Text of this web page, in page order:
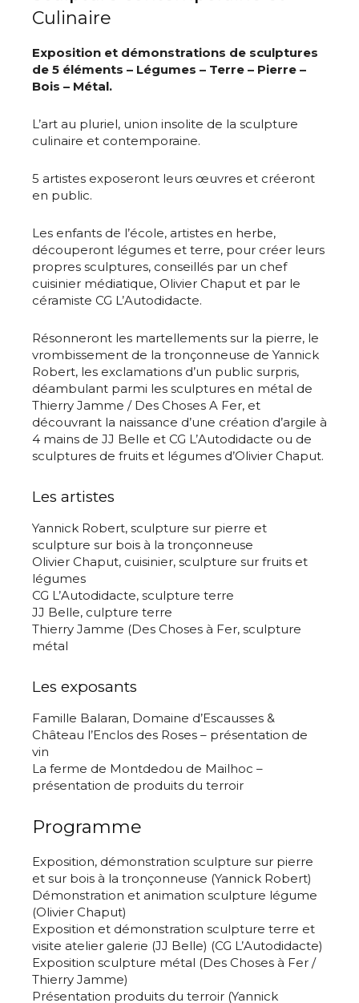
Adresse email*
Nom
Prénom
Culinaire
Exposition et démonstrations de sculptures
de 5 éléments – Légumes – Terre – Pierre –
Bois – Métal.
L’art au pluriel, union insolite de la sculpture
culinaire et contemporaine.
5 artistes exposeront leurs œuvres et créeront
en public.
Les enfants de l’école, artistes en herbe,
découperont légumes et terre, pour créer leurs
propres sculptures, conseillés par un chef
cuisinier médiatique, Olivier Chaput et par le
céramiste CG L’Autodidacte.
Résonneront les martellements sur la pierre, le
vrombissement de la tronçonneuse de Yannick
Robert, les exclamations d’un public surpris,
déambulant parmi les sculptures en métal de
Thierry Jamme / Des Choses A Fer, et
découvrant la naissance d’une création d’argile à
4 mains de JJ Belle et CG L’Autodidacte ou de
sculptures de fruits et légumes d’Olivier Chaput.
Les artistes
Yannick Robert, sculpture sur pierre et
sculpture sur bois à la tronçonneuse
Olivier Chaput, cuisinier, sculpture sur fruits et
légumes
CG L’Autodidacte, sculpture terre
JJ Belle, culpture terre
Thierry Jamme (Des Choses à Fer, sculpture
métal
Les exposants
Famille Balaran, Domaine d’Escausses &
Château l’Enclos des Roses – présentation de
vin
La ferme de Montdedou de Mailhoc –
présentation de produits du terroir
Programme
Exposition, démonstration sculpture sur pierre
et sur bois à la tronçonneuse (Yannick Robert)
Démonstration et animation sculpture légume
(Olivier Chaput)
Exposition et démonstration sculpture terre et
visite atelier galerie (JJ Belle) (CG L’Autodidacte)
Exposition sculpture métal (Des Choses à Fer /
Thierry Jamme)
Présentation produits du terroir (Yannick